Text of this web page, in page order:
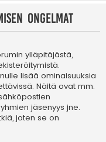
ongelmat
ylläpitäjästä,
lisää ominaisuuksia
Näitä ovat mm.
jäsenyys jne.
joten se on